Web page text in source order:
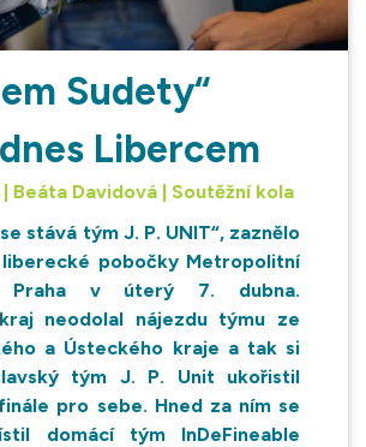
Sudety“
Libercem
Beáta Davidová | Soutěžní kola
stává tým J. P. UNIT“, zaznělo
pobočky Metropolitní
Praha v úterý 7. dubna.
neodolal nájezdu týmu ze
a Ústeckého kraje a tak si
tým J. P. Unit ukořistil
pro sebe. Hned za ním se
domácí tým InDeFineable